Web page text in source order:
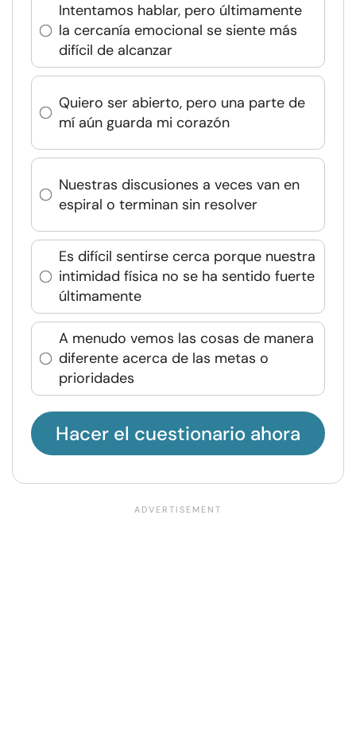
Intentamos hablar, pero últimamente
la cercanía emocional se siente más
difícil de alcanzar
Quiero ser abierto, pero una parte de
mí aún guarda mi corazón
Nuestras discusiones a veces van en
espiral o terminan sin resolver
Es difícil sentirse cerca porque nuestra
intimidad física no se ha sentido fuerte
últimamente
A menudo vemos las cosas de manera
diferente acerca de las metas o
prioridades
Hacer el cuestionario ahora